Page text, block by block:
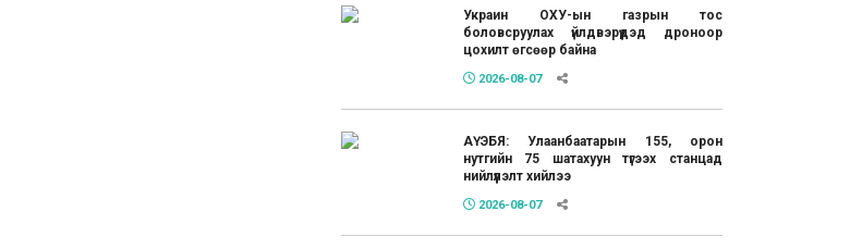
Украин ОХУ-ын газрын тос
боловсруулах үйлдвэрүүдэд дроноор
цохилт өгсөөр байна
2026-08-07
АҮЭБЯ: Улаанбаатарын 155, орон
нутгийн 75 шатахуун түгээх станцад
нийлүүлэлт хийлээ
2026-08-07